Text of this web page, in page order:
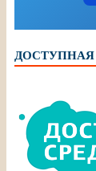
ДОСТУПНАЯ